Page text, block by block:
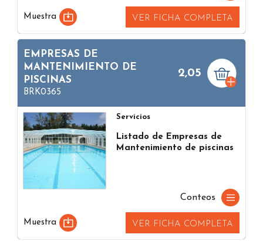
Muestra VER FICHA COMPLETA
EMPRESAS DE
MANTENIMIENTO DE
PISCINAS
BRK0365
2,05
Servicios
Listado de Empresas de
Mantenimiento de piscinas
Conteos
Muestra VER FICHA COMPLETA